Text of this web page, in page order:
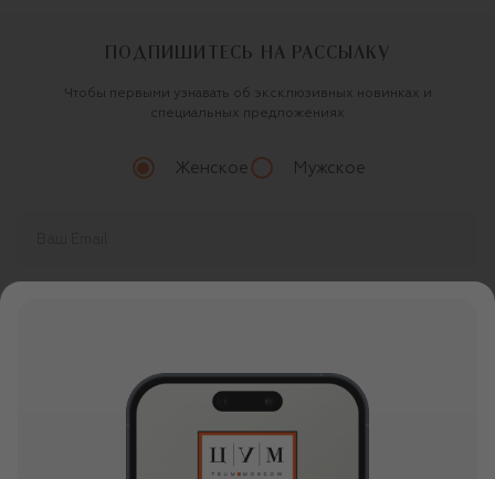
ПОДПИШИТЕСЬ НА РАССЫЛКУ
Чтобы первыми узнавать об эксклюзивных новинках и
специальных предложениях
Женское Мужское
О ЦУМ
О магазине
Новости и события
ОНЛАЙН ПОКУПКИ